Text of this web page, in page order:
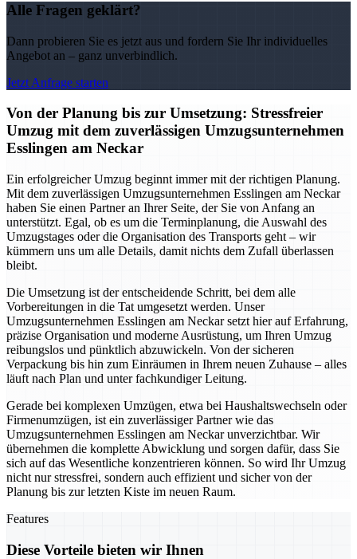
Alle Fragen geklärt?
Dann probieren Sie es jetzt aus und fordern Sie Ihr individuelles
Angebot an – ganz unverbindlich.
Jetzt Anfrage starten
Von der Planung bis zur Umsetzung: Stressfreier
Umzug mit dem zuverlässigen Umzugsunternehmen
Esslingen am Neckar
Ein erfolgreicher Umzug beginnt immer mit der richtigen Planung.
Mit dem zuverlässigen Umzugsunternehmen Esslingen am Neckar
haben Sie einen Partner an Ihrer Seite, der Sie von Anfang an
unterstützt. Egal, ob es um die Terminplanung, die Auswahl des
Umzugstages oder die Organisation des Transports geht – wir
kümmern uns um alle Details, damit nichts dem Zufall überlassen
bleibt.
Die Umsetzung ist der entscheidende Schritt, bei dem alle
Vorbereitungen in die Tat umgesetzt werden. Unser
Umzugsunternehmen Esslingen am Neckar setzt hier auf Erfahrung,
präzise Organisation und moderne Ausrüstung, um Ihren Umzug
reibungslos und pünktlich abzuwickeln. Von der sicheren
Verpackung bis hin zum Einräumen in Ihrem neuen Zuhause – alles
läuft nach Plan und unter fachkundiger Leitung.
Gerade bei komplexen Umzügen, etwa bei Haushaltswechseln oder
Firmenumzügen, ist ein zuverlässiger Partner wie das
Umzugsunternehmen Esslingen am Neckar unverzichtbar. Wir
übernehmen die komplette Abwicklung und sorgen dafür, dass Sie
sich auf das Wesentliche konzentrieren können. So wird Ihr Umzug
nicht nur stressfrei, sondern auch effizient und sicher von der
Planung bis zur letzten Kiste im neuen Raum.
Features
Diese Vorteile bieten wir Ihnen